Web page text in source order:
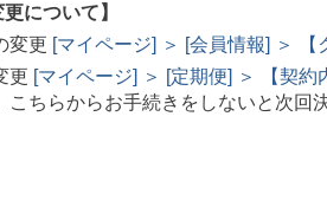
について】
変更 [マイページ] ＞ [会員情報] ＞ 【
更 [マイページ] ＞ [定期便] ＞ 【契約
ちらからお手続きをしないと次回